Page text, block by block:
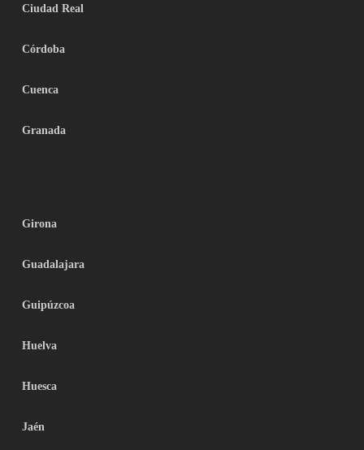
Ciudad Real
Córdoba
Cuenca
Granada
Girona
Guadalajara
Guipúzcoa
Huelva
Huesca
Jaén